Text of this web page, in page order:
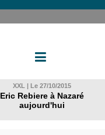
XXL | Le 27/10/2015
Eric Rebiere à Nazaré
aujourd'hui